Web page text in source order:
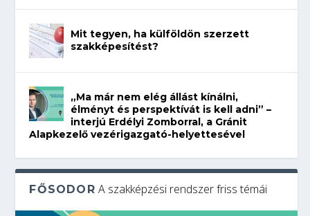
Mit tegyen, ha külföldön szerzett
szakképesítést?
„Ma már nem elég állást kínálni,
élményt és perspektívát is kell adni” –
interjú Erdélyi Zomborral, a Gránit
Alapkezelő vezérigazgató-helyettesével
FŐSODOR A szakképzési rendszer friss témái